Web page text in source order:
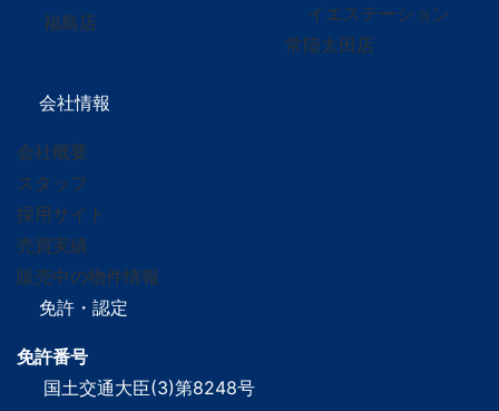
福島店
イエステーション
常陸太田店
会社情報
会社概要
スタッフ
採用サイト
売買実績
販売中の物件情報
免許・認定
免許番号
国土交通大臣(3)第8248号